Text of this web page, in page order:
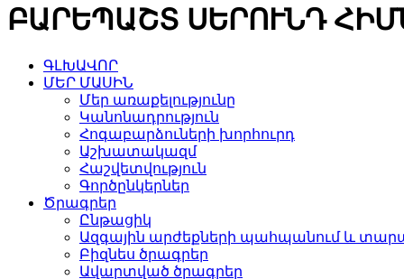
ԲԱՐԵՊԱՇՏ ՍԵՐՈՒՆԴ
ԳԼԽԱՎՈՐ
ՄԵՐ ՄԱՍԻՆ
Մեր առաքելությունը
Կանոնադրություն
Հոգաբարձուների խորհուրդ
Աշխատակազմ
Հաշվետվություն
Գործընկերներ
Ծրագրեր
Ընթացիկ
Ազգային արժեքների պահպանում և
Բիզնես ծրագրեր
Ավարտված ծրագրեր